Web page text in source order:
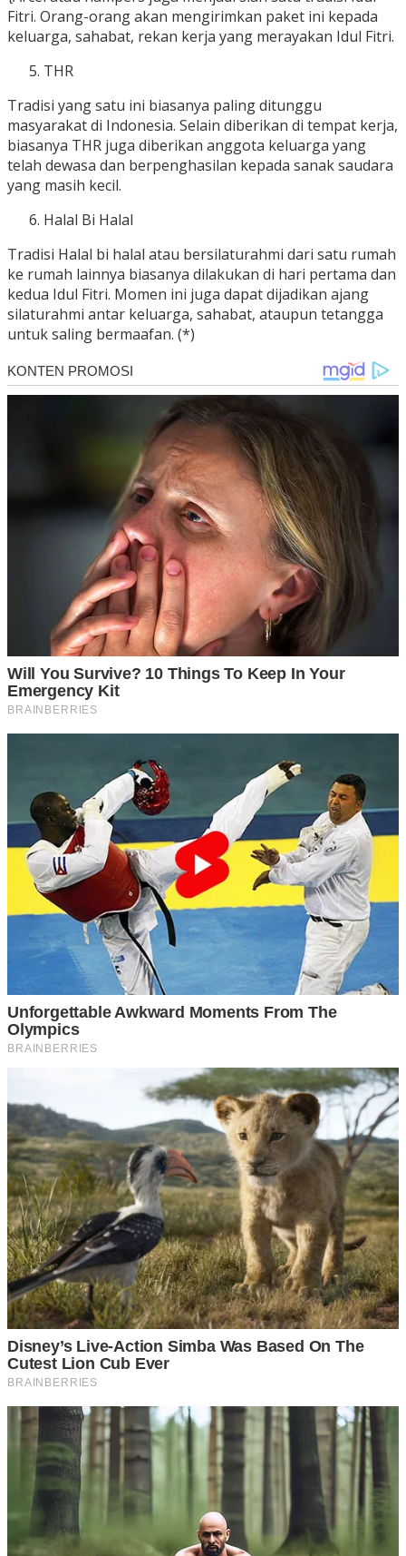
Fitri. Orang-orang akan mengirimkan paket ini kepada
keluarga, sahabat, rekan kerja yang merayakan Idul Fitri.
THR
Tradisi yang satu ini biasanya paling ditunggu
masyarakat di Indonesia. Selain diberikan di tempat kerja,
biasanya THR juga diberikan anggota keluarga yang
telah dewasa dan berpenghasilan kepada sanak saudara
yang masih kecil.
Halal Bi Halal
Tradisi Halal bi halal atau bersilaturahmi dari satu rumah
ke rumah lainnya biasanya dilakukan di hari pertama dan
kedua Idul Fitri. Momen ini juga dapat dijadikan ajang
silaturahmi antar keluarga, sahabat, ataupun tetangga
untuk saling bermaafan. (*)